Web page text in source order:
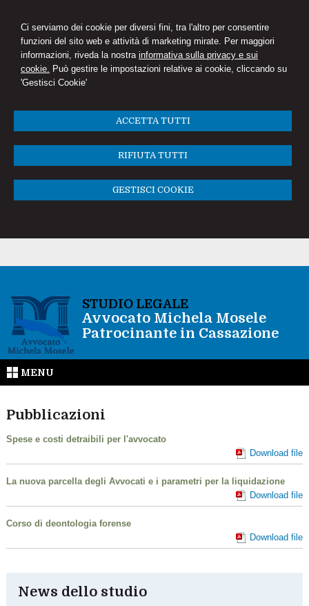
Ci serviamo dei cookie per diversi fini, tra l'altro per consentire
funzioni del sito web e attività di marketing mirate. Per maggiori
informazioni, riveda la nostra informativa sulla privacy e sui
cookie. Può gestire le impostazioni relative ai cookie, cliccando su
'Gestisci Cookie'
ACCETTA TUTTI
RIFIUTA TUTTI
GESTISCI COOKIE
STUDIO LEGALE
Avvocato Michela Mosele
Patrocinante in Cassazione
MENU
Pubblicazioni
Spese e costi detraibili per l'avvocato
Download file
La nuova parcella degli Avvocati e i parametri per la liquidazione
Download file
Corso di deontologia forense
Download file
News dello studio